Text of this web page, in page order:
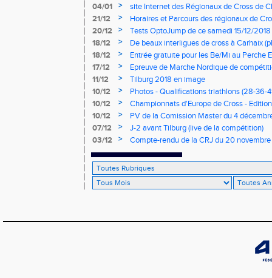
04/01
>
site Internet des Régionaux de Cross de
21/12
>
Horaires et Parcours des régionaux de
20/12
>
Tests OptoJump de ce samedi 15/12/2018
18/12
>
De beaux interligues de cross à Carhaix
18/12
>
Entrée gratuite pour les Be/Mi au Perche
17/12
>
Epreuve de Marche Nordique de
de cross du Loir et Cher
11/12 >
Tilburg 2018 en image
10/12
>
Photos - Qualifications triathlons (28-36-
10/12
>
Championnats d'Europe de Cross -
10/12
>
PV de la Comission Master du 4
07/12
>
J-2 avant Tilburg (live de la compétition)
03/12
> Compte-rendu de la CRJ du 20 novembre